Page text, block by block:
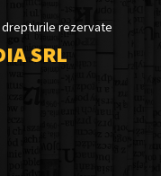
drepturile rezervate
SRL